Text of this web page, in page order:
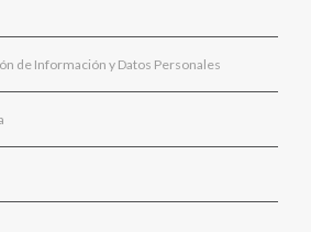
de Información y Datos Personales